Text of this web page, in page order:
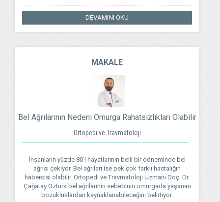
DEVAMINI OKU
MAKALE
Bel Ağrılarının Nedeni Omurga Rahatsızlıkları Olabilir
Ortopedi ve Travmatoloji
İnsanların yüzde 80’i hayatlarının belli bir döneminde bel
ağrısı çekiyor. Bel ağrıları ise pek çok farklı hastalığın
habercisi olabilir. Ortopedi ve Travmatoloji Uzmanı Doç. Dr.
Çağatay Öztürk bel ağrılarının sebebinin omurgada yaşanan
bozukluklardan kaynaklanabileceğini belirtiyor.